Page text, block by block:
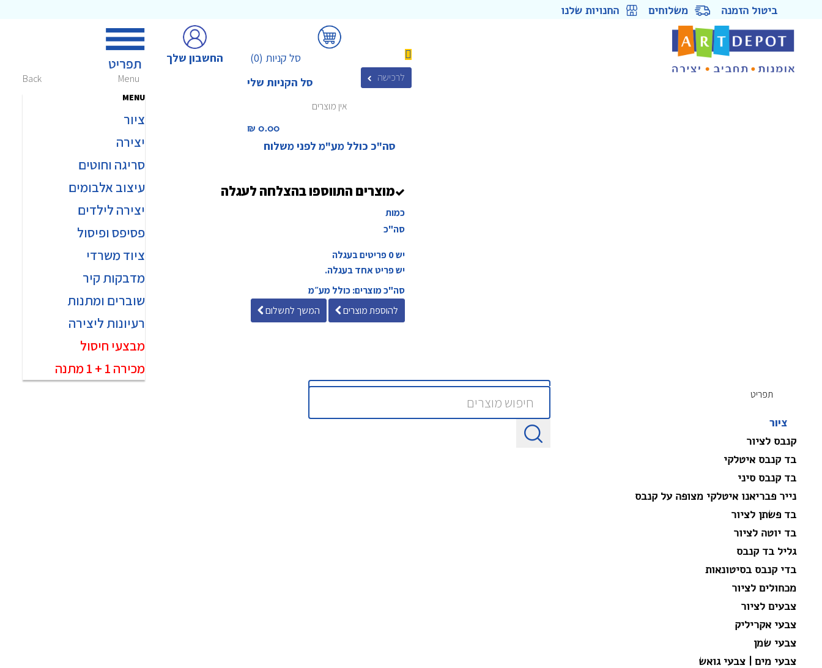
ביטול הזמנה משלוחים החנויות שלנו
Menu
Back
MENU
ציור
יצירה
סריגה וחוטים
עיצוב אלבומים
יצירה לילדים
פסיפס ופיסול
ציוד משרדי
מדבקות קיר
שוברים ומתנות
מבצעי חיסול
רעיונות ליצירה
מכירה 1 + 1 מתנה
החשבון שלך (0) סל קניות
סל הקניות שלי
לרכישה
אין מוצרים
0.00 ₪‎
סה"כ כולל מע"מ לפני משלוח
מוצרים התווספו בהצלחה לעגלה
כמות
סה"כ
יש0פריטים בעגלה
יש פריט אחד בעגלה.
סה"כ מוצרים: כולל מע״מ
להוספת מוצרים
המשך לתשלום
תפריט
ציור
קנבס לציור
בד קנבס איטלקי
בד קנבס סיני
נייר פבריאנו איטלקי מצופה על קנבס
בד פשתן לציור
בד יוטה לציור
גליל בד קנבס
בדי קנבס בסיטונאות
מכחולים לציור
צבעים לציור
צבעי אקריליק
צבעי שמן
צבעי מים | צבעי גואש